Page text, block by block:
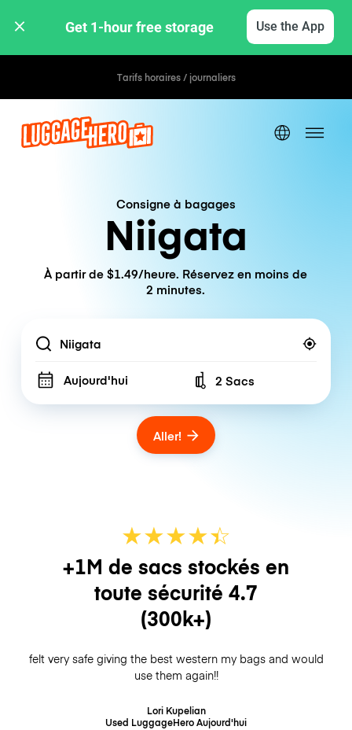
Get 1-hour free storage Use the App
Tarifs horaires / journaliers
Consigne à bagages
Niigata
À partir de $1.49/heure. Réservez en moins de
2 minutes.
Location
Aujourd'hui Number of bags
2 Sacs
Aller!
★★★★☆
★
+1M de sacs stockés en
toute sécurité 4.7
(300k+)
felt very safe giving the best western my bags and would
use them again!!
Lori Kupelian
Used LuggageHeroAujourd'hui